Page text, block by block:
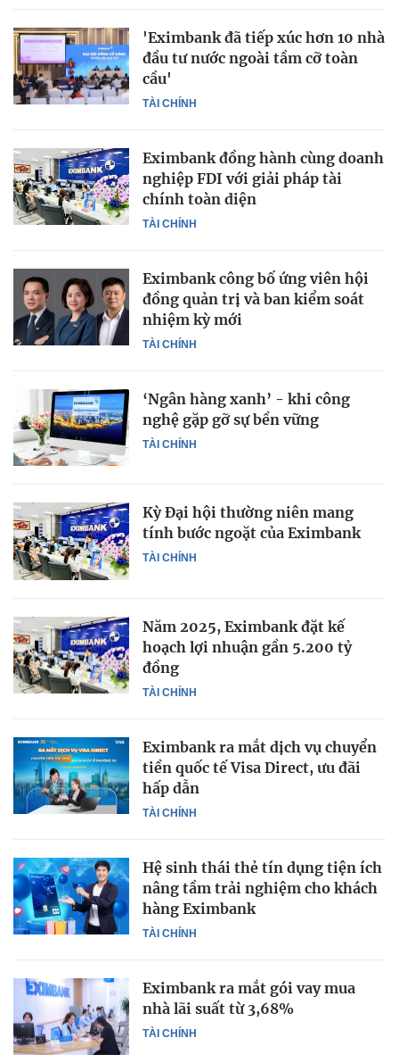
TÀI CHÍNH
'Eximbank đã tiếp xúc hơn 10 nhà
đầu tư nước ngoài tầm cỡ toàn
cầu'
TÀI CHÍNH
Eximbank đồng hành cùng doanh
nghiệp FDI với giải pháp tài
chính toàn diện
TÀI CHÍNH
Eximbank công bố ứng viên hội
đồng quản trị và ban kiểm soát
nhiệm kỳ mới
TÀI CHÍNH
‘Ngân hàng xanh’ - khi công
nghệ gặp gỡ sự bền vững
TÀI CHÍNH
Kỳ Đại hội thường niên mang
tính bước ngoặt của Eximbank
TÀI CHÍNH
Năm 2025, Eximbank đặt kế
hoạch lợi nhuận gần 5.200 tỷ
đồng
TÀI CHÍNH
Eximbank ra mắt dịch vụ chuyển
tiền quốc tế Visa Direct, ưu đãi
hấp dẫn
TÀI CHÍNH
Hệ sinh thái thẻ tín dụng tiện ích
nâng tầm trải nghiệm cho khách
hàng Eximbank
TÀI CHÍNH
Eximbank ra mắt gói vay mua
nhà lãi suất từ 3,68%